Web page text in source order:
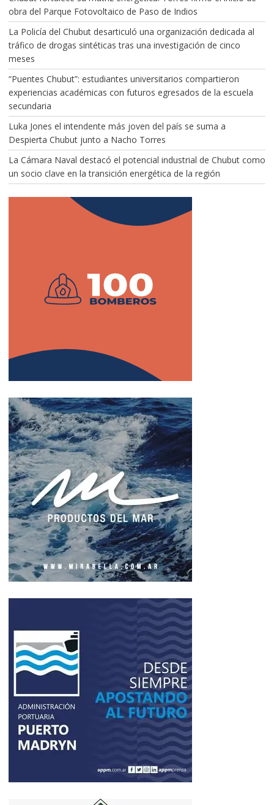
obra del Parque Fotovoltaico de Paso de Indios
La Policía del Chubut desarticuló una organización dedicada al
tráfico de drogas sintéticas tras una investigación de cinco
meses
“Puentes Chubut”: estudiantes universitarios compartieron
experiencias académicas con futuros egresados de la escuela
secundaria
Luka Jones el intendente más joven del país se suma a
Despierta Chubut junto a Nacho Torres
La Cámara Naval destacó el potencial industrial de Chubut como
un socio clave en la transición energética de la región